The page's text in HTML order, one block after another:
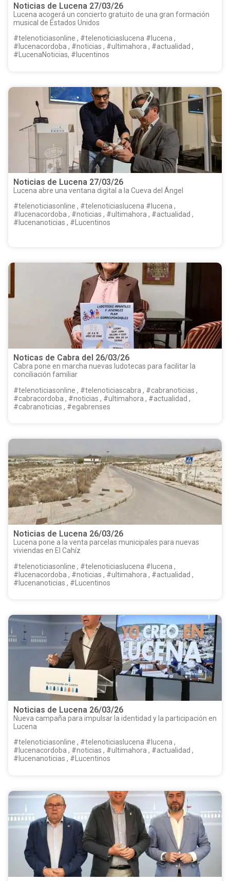
Noticias de Lucena 27/03/26
Lucena acogerá un concierto gratuito de una gran formación
musical de Estados Unidos
#telenoticiasonline , #telenoticiaslucena #lucena ,
#lucenacordoba , #noticias , #ultimahora , #actualidad ,
#LucenaNoticias, #lucentinos
Noticias de Lucena 27/03/26
Lucena abre una ventana digital a la Cueva del Ángel
#telenoticiasonline , #telenoticiaslucena #lucena ,
#lucenacordoba , #noticias , #ultimahora , #actualidad ,
#lucenanoticias , #Lucentinos
Noticas de Cabra del 26/03/26
Cabra pone en marcha nuevas ludotecas para facilitar la
conciliación familiar
#telenoticiasonline , #telenoticiascabra , #cabranoticias ,
#cabracordoba , #noticias , #ultimahora , #actualidad ,
#cabranoticias , #egabrenses
Noticias de Lucena 26/03/26
Lucena pone a la venta parcelas municipales para nuevas
viviendas en El Cahíz
#telenoticiasonline , #telenoticiaslucena #lucena ,
#lucenacordoba , #noticias , #ultimahora , #actualidad ,
#lucenanoticias , #Lucentinos
Noticias de Lucena 26/03/26
Nueva campaña para impulsar la identidad y la participación en
Lucena
#telenoticiasonline , #telenoticiaslucena #lucena ,
#lucenacordoba , #noticias , #ultimahora , #actualidad ,
#lucenanoticias , #Lucentinos